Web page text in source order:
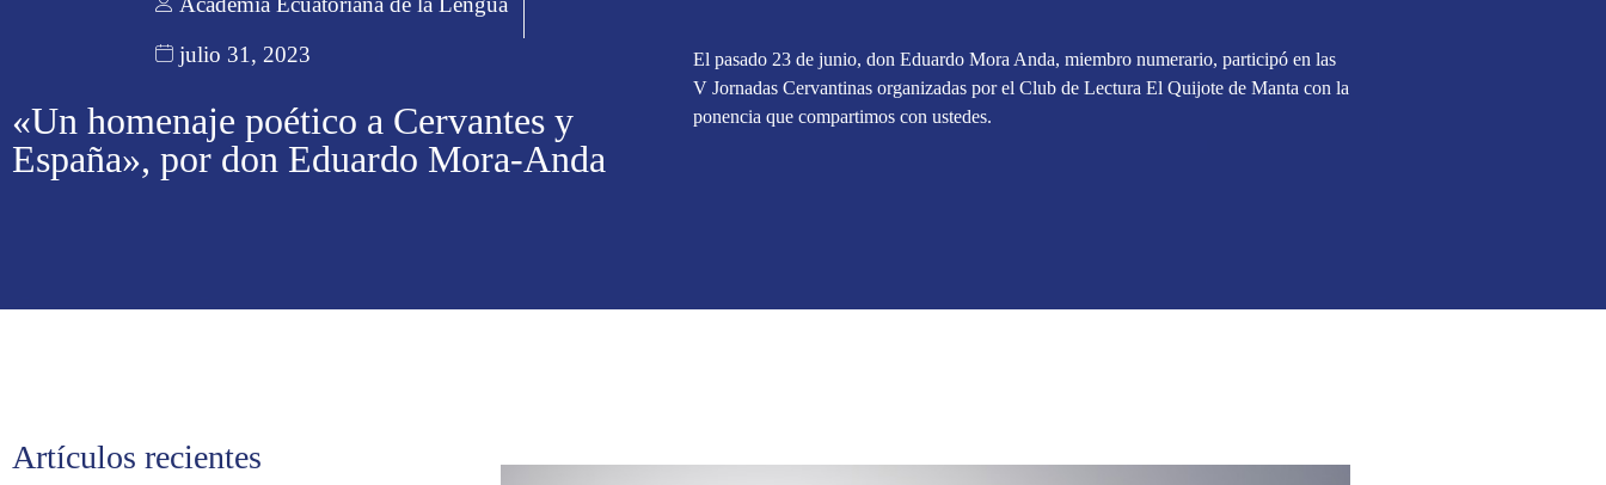
julio 31, 2023
«Un homenaje poético a Cervantes y
España», por don Eduardo Mora-Anda
El pasado 23 de junio, don Eduardo Mora Anda, miembro numerario, participó en las
V Jornadas Cervantinas organizadas por el Club de Lectura El Quijote de Manta con la
ponencia que compartimos con ustedes.
Artículos recientes